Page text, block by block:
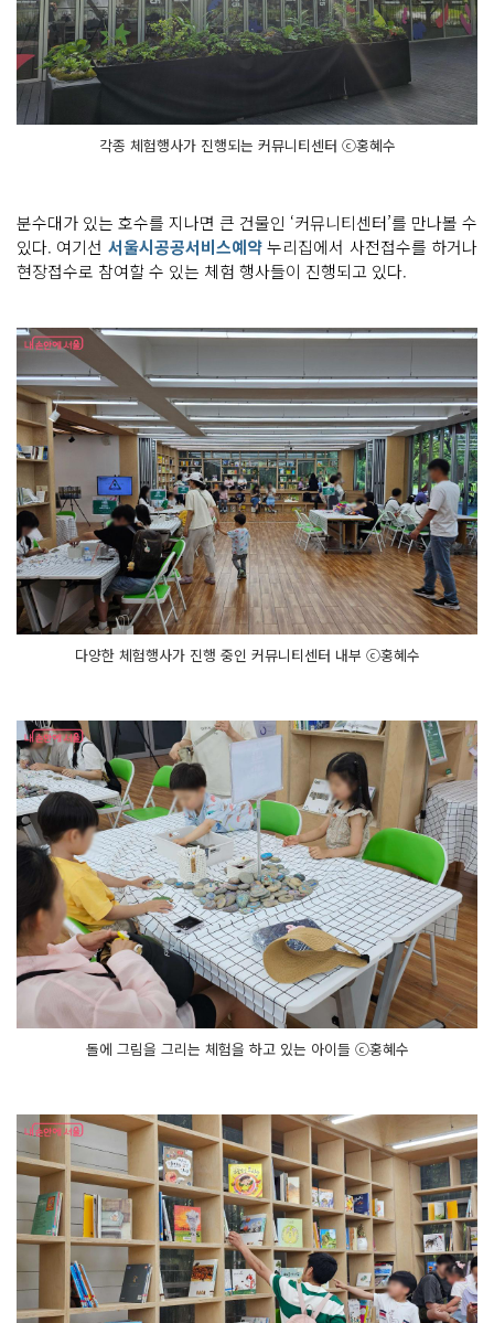
각종 체험행사가 진행되는 커뮤니티센터 ⓒ홍혜수
분수대가 있는 호수를 지나면 큰 건물인 ‘커뮤니티센터’를 만나볼 수
있다. 여기선 서울시공공서비스예약누리집에서 사전접수를 하거나
현장접수로 참여할 수 있는 체험 행사들이 진행되고 있다.
다양한 체험행사가 진행 중인 커뮤니티센터 내부 ⓒ홍혜수
돌에 그림을 그리는 체험을 하고 있는 아이들 ⓒ홍혜수